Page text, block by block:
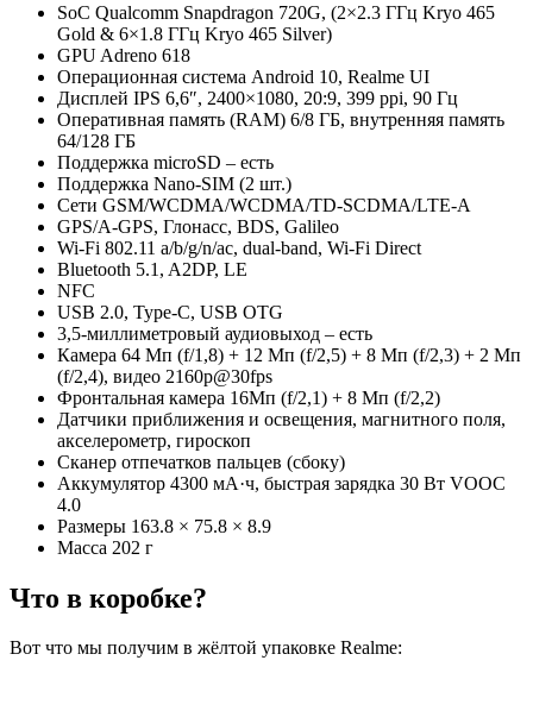
SoC Qualcomm Snapdragon 720G, (2×2.3 ГГц Kryo 465
Gold & 6×1.8 ГГц Kryo 465 Silver)
GPU Adreno 618
Операционная система Android 10, Realme UI
Дисплей IPS 6,6″, 2400×1080, 20:9, 399 ppi, 90 Гц
Оперативная память (RAM) 6/8 ГБ, внутренняя память
64/128 ГБ
Поддержка microSD – есть
Поддержка Nano-SIM (2 шт.)
Сети GSM/WCDMA/WCDMA/TD-SCDMA/LTE-A
GPS/A-GPS, Глонасс, BDS, Galileo
Wi-Fi 802.11 a/b/g/n/ac, dual-band, Wi-Fi Direct
Bluetooth 5.1, A2DP, LE
NFC
USB 2.0, Type-C, USB OTG
3,5-миллиметровый аудиовыход – есть
Камера 64 Мп (f/1,8) + 12 Мп (f/2,5) + 8 Мп (f/2,3) + 2 Мп
(f/2,4), видео 2160p@30fps
Фронтальная камера 16Мп (f/2,1) + 8 Мп (f/2,2)
Датчики приближения и освещения, магнитного поля,
акселерометр, гироскоп
Сканер отпечатков пальцев (сбоку)
Аккумулятор 4300 мА·ч, быстрая зарядка 30 Вт VOOC
4.0
Размеры 163.8 × 75.8 × 8.9
Масса 202 г
Что в коробке?
Вот что мы получим в жёлтой упаковке Realme: